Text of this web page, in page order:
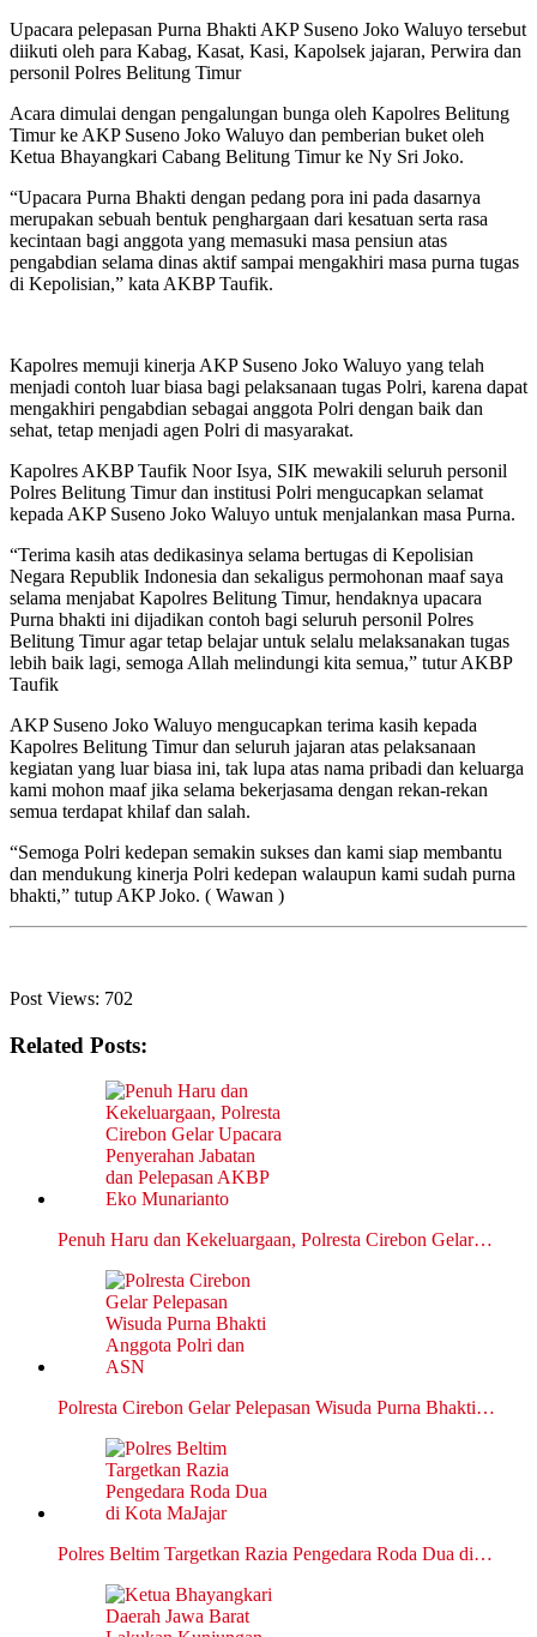
Upacara pelepasan Purna Bhakti AKP Suseno Joko Waluyo tersebut
diikuti oleh para Kabag, Kasat, Kasi, Kapolsek jajaran, Perwira dan
personil Polres Belitung Timur
Acara dimulai dengan pengalungan bunga oleh Kapolres Belitung
Timur ke AKP Suseno Joko Waluyo dan pemberian buket oleh
Ketua Bhayangkari Cabang Belitung Timur ke Ny Sri Joko.
“Upacara Purna Bhakti dengan pedang pora ini pada dasarnya
merupakan sebuah bentuk penghargaan dari kesatuan serta rasa
kecintaan bagi anggota yang memasuki masa pensiun atas
pengabdian selama dinas aktif sampai mengakhiri masa purna tugas
di Kepolisian,” kata AKBP Taufik.
Kapolres memuji kinerja AKP Suseno Joko Waluyo yang telah
menjadi contoh luar biasa bagi pelaksanaan tugas Polri, karena dapat
mengakhiri pengabdian sebagai anggota Polri dengan baik dan
sehat, tetap menjadi agen Polri di masyarakat.
Kapolres AKBP Taufik Noor Isya, SIK mewakili seluruh personil
Polres Belitung Timur dan institusi Polri mengucapkan selamat
kepada AKP Suseno Joko Waluyo untuk menjalankan masa Purna.
“Terima kasih atas dedikasinya selama bertugas di Kepolisian
Negara Republik Indonesia dan sekaligus permohonan maaf saya
selama menjabat Kapolres Belitung Timur, hendaknya upacara
Purna bhakti ini dijadikan contoh bagi seluruh personil Polres
Belitung Timur agar tetap belajar untuk selalu melaksanakan tugas
lebih baik lagi, semoga Allah melindungi kita semua,” tutur AKBP
Taufik
AKP Suseno Joko Waluyo mengucapkan terima kasih kepada
Kapolres Belitung Timur dan seluruh jajaran atas pelaksanaan
kegiatan yang luar biasa ini, tak lupa atas nama pribadi dan keluarga
kami mohon maaf jika selama bekerjasama dengan rekan-rekan
semua terdapat khilaf dan salah.
“Semoga Polri kedepan semakin sukses dan kami siap membantu
dan mendukung kinerja Polri kedepan walaupun kami sudah purna
bhakti,” tutup AKP Joko. ( Wawan )
Post Views: 702
Related Posts:
Penuh Haru dan Kekeluargaan, Polresta Cirebon Gelar…
Polresta Cirebon Gelar Pelepasan Wisuda Purna Bhakti…
Polres Beltim Targetkan Razia Pengedara Roda Dua di…